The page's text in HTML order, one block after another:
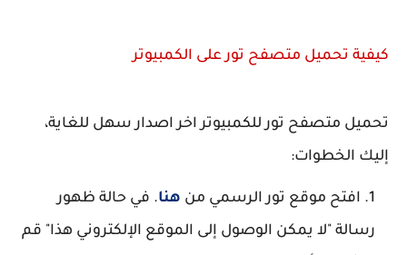
كيفية تحميل متصفح تور على الكمبيوتر
تحميل متصفح تور للكمبيوتر اخر اصدار سهل للغاية،
إليك الخطوات:
افتح موقع تور الرسمي من هنا. في حالة ظهور
رسالة "لا يمكن الوصول إلى الموقع الإلكتروني هذا" قم